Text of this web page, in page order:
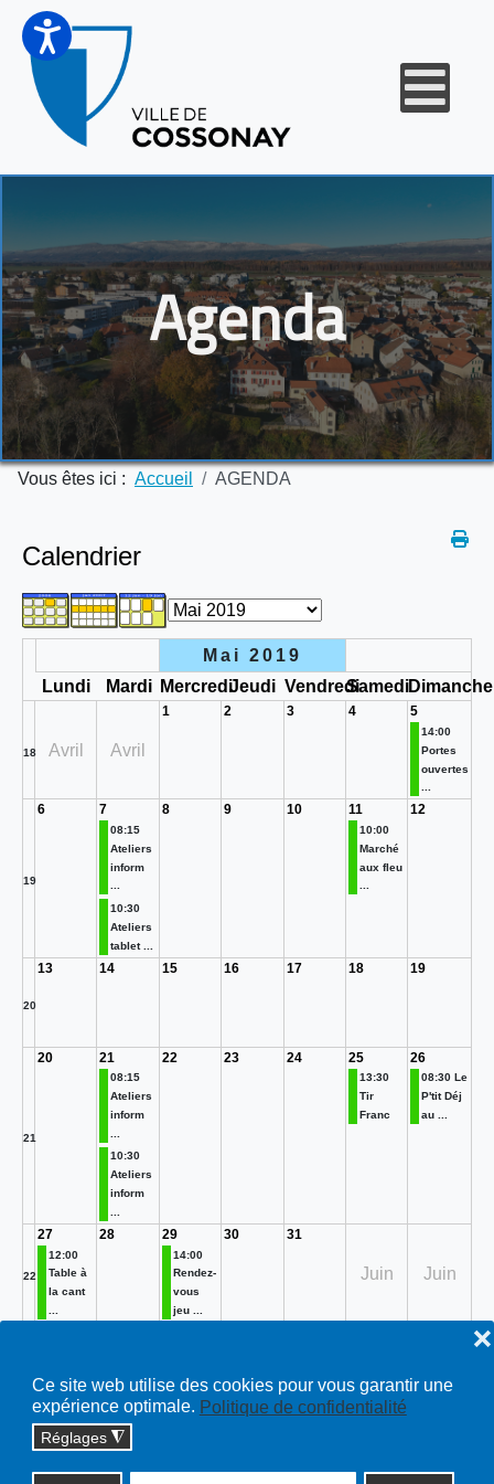
Ce site web utilise des cookies pour vous garantir une
expérience optimale. Politique de confidentialité
Réglages ◮
❌
Agenda
Vous êtes ici : Accueil AGENDA
Calendrier
Mai 2019
Lundi
Mardi MercrediJeudi VendrediSamediDimanche
18 Avril Avril
1 2 3 4 5
14:00
Portes
ouvertes
...
19
6 7
08:15
Ateliers
inform
...
10:30
Ateliers
tablet ...
8 9 10 11
10:00
Marché
aux fleu
...
12
20
13 14 15 16 17 18 19
21
20 21
08:15
Ateliers
inform
10:30
Ateliers
inform
22 23 24 25
13:30
Tir
Franc
26
08:30 Le
P'tit Déj
au ...
22
27
12:00
Table à
la cant
28 29
14:00
Rendez-
vous
jeu ...
30 31
Juin Juin
Copyright © 2026 cossonay.ch - tous droits réservés | site :